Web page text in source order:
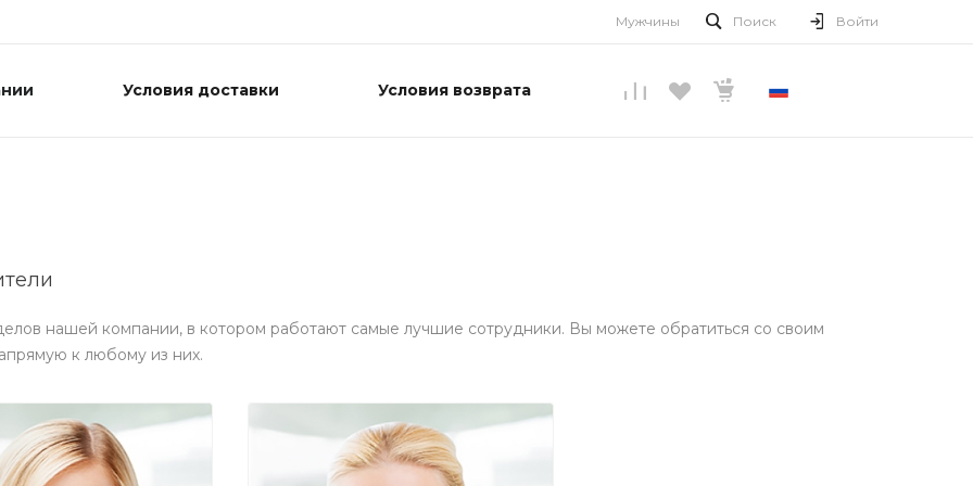
Мужчины Поиск Войти
Условия доставки Условия возврата
нашей компании, в котором работают самые лучшие сотрудники. Вы можете обратиться со своим
к любому из них.